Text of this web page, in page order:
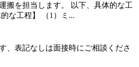
搬を担当します。 以下、具体的な工
な工程】 （1）ミ...
、表記なしは面接時にご相談くださ